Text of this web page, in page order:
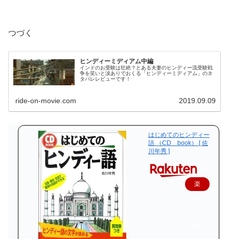
つづく
ヒンディーミディアム中編
インドのお受験は壮絶？とある夫妻のヒンディー流受験戦
争を笑いと涙ありでおくる「ヒンディーミディアム」のネ
タバレレビューです！
ride-on-movie.com 2019.09.09
はじめてのヒンディー
語 （CD book） [ 佐
川年秀 ]
楽